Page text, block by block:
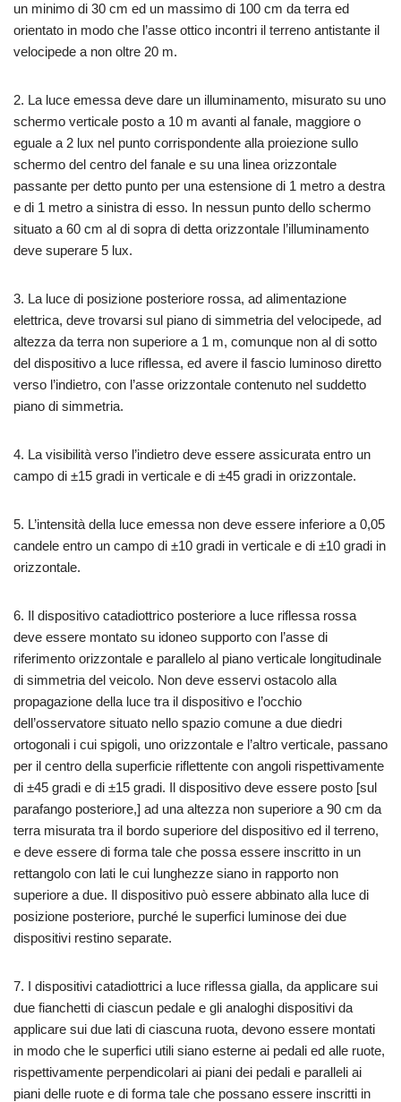
un minimo di 30 cm ed un massimo di 100 cm da terra ed
orientato in modo che l’asse ottico incontri il terreno antistante il
velocipede a non oltre 20 m.
2. La luce emessa deve dare un illuminamento, misurato su uno
schermo verticale posto a 10 m avanti al fanale, maggiore o
eguale a 2 lux nel punto corrispondente alla proiezione sullo
schermo del centro del fanale e su una linea orizzontale
passante per detto punto per una estensione di 1 metro a destra
e di 1 metro a sinistra di esso. In nessun punto dello schermo
situato a 60 cm al di sopra di detta orizzontale l’illuminamento
deve superare 5 lux.
3. La luce di posizione posteriore rossa, ad alimentazione
elettrica, deve trovarsi sul piano di simmetria del velocipede, ad
altezza da terra non superiore a 1 m, comunque non al di sotto
del dispositivo a luce riflessa, ed avere il fascio luminoso diretto
verso l’indietro, con l’asse orizzontale contenuto nel suddetto
piano di simmetria.
4. La visibilità verso l’indietro deve essere assicurata entro un
campo di ±15 gradi in verticale e di ±45 gradi in orizzontale.
5. L’intensità della luce emessa non deve essere inferiore a 0,05
candele entro un campo di ±10 gradi in verticale e di ±10 gradi in
orizzontale.
6. Il dispositivo catadiottrico posteriore a luce riflessa rossa
deve essere montato su idoneo supporto con l’asse di
riferimento orizzontale e parallelo al piano verticale longitudinale
di simmetria del veicolo. Non deve esservi ostacolo alla
propagazione della luce tra il dispositivo e l’occhio
dell’osservatore situato nello spazio comune a due diedri
ortogonali i cui spigoli, uno orizzontale e l’altro verticale, passano
per il centro della superficie riflettente con angoli rispettivamente
di ±45 gradi e di ±15 gradi. Il dispositivo deve essere posto [sul
parafango posteriore,] ad una altezza non superiore a 90 cm da
terra misurata tra il bordo superiore del dispositivo ed il terreno,
e deve essere di forma tale che possa essere inscritto in un
rettangolo con lati le cui lunghezze siano in rapporto non
superiore a due. Il dispositivo può essere abbinato alla luce di
posizione posteriore, purché le superfici luminose dei due
dispositivi restino separate.
7. I dispositivi catadiottrici a luce riflessa gialla, da applicare sui
due fianchetti di ciascun pedale e gli analoghi dispositivi da
applicare sui due lati di ciascuna ruota, devono essere montati
in modo che le superfici utili siano esterne ai pedali ed alle ruote,
rispettivamente perpendicolari ai piani dei pedali e paralleli ai
piani delle ruote e di forma tale che possano essere inscritti in